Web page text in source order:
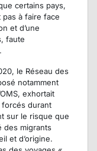
certains pays,
pas à faire face
et d’une
faute
le Réseau des
notamment
exhortait
forcés durant
sur le risque que
des migrants
et d’origine.